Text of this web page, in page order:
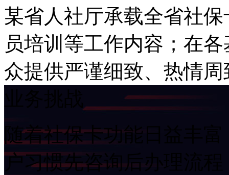
某省人社厅承载全省社保卡
员培训等工作内容；在各
众提供严谨细致、热情
随着社保卡功能日益丰富
户习惯先咨询后办理流